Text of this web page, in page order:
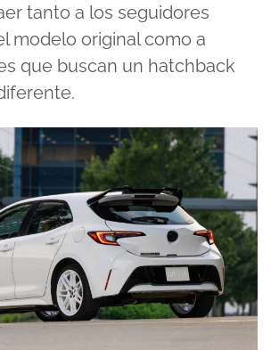
tanto a los seguidores
modelo original como a
que buscan un hatchback